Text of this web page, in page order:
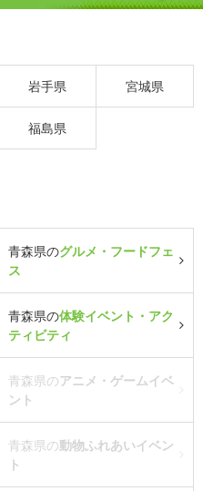
岩手県 宮城県
福島県
青森県のグルメ・フードフェ
ス
青森県の体験イベント・アク
ティビティ
青森県のアニメ・ゲームイベ
ント
青森県の動物ふれあいイベン
ト